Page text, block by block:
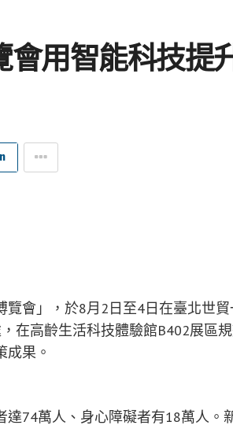
用智能科技提
會」，於8月2日至4日在臺北世貿
在高齡生活科技體驗館B402展區規
成果。
74萬人、身心障礙者有18萬人。